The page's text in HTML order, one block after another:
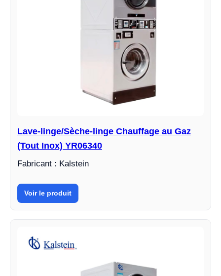
Lave-linge/Sèche-linge Chauffage au Gaz
(Tout Inox) YR06340
Fabricant : Kalstein
Voir le produit